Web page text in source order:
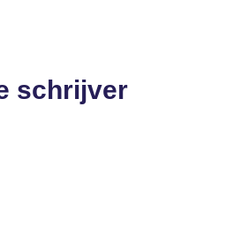
schrijver